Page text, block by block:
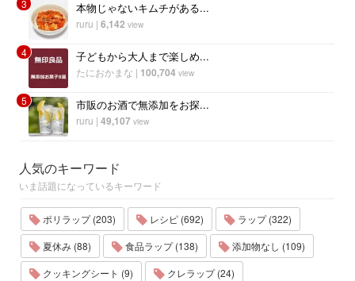
3 本物じゃないキムチがある...
ruru | 6,142 view
4 子どもから大人まで楽しめ...
たにおかまな | 100,704 view
5 市販のお酒で無添加をお探...
ruru | 49,107 view
人気のキーワード
いま話題になっているキーワード
ポリラップ (203) レシピ (692)
ラップ (322)
夏休み (88)
食品ラップ (138)
添加物なし (109)
クッキングシート (9)
クレラップ (24)